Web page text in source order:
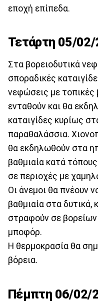
εποχή επίπεδα.
Τετάρτη 05/
Στα βορειοδυτικά
σποραδικές
νεφώσεις με τοπικές
ενταθούν και θα
καταιγίδες κυρίως
παραθαλάσσια.
θα εκδηλωθούν στα
βαθμιαία κατά
σε περιοχές με
Οι άνεμοι θα πνέουν
βαθμιαία στα δυτικά,
στραφούν σε
μποφόρ.
Η θερμοκρασία θα
βόρεια.
Πέμπτη 06/02/